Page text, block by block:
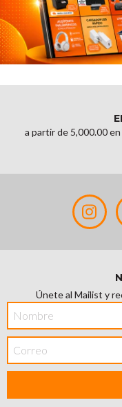
a partir de 5,000.00
Únete al Mailist y